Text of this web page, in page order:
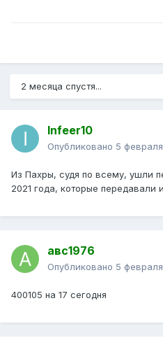
2 месяца спустя...
Infeer10
Опубликовано 5
Из Пахры, судя по всему, ушли
2021 года, которые передавали
авс1976
Опубликовано 5
400105 на 17 сегодня